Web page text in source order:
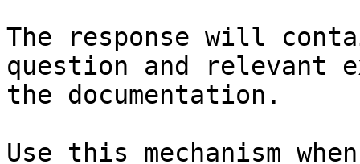
The response will
question and relevant
the documentation.
Use this mechanism